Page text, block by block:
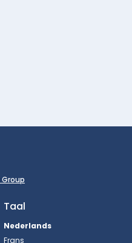
Taal
Nederlands
Frans